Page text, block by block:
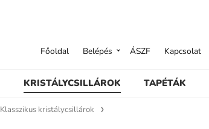
KRISTÁLYCSILLÁROK TAPÉTÁK
Főoldal Belépés ÁSZF Kapcsolat
Klasszikus kristálycsillárok